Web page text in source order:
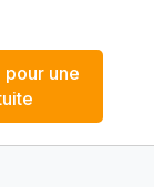
une